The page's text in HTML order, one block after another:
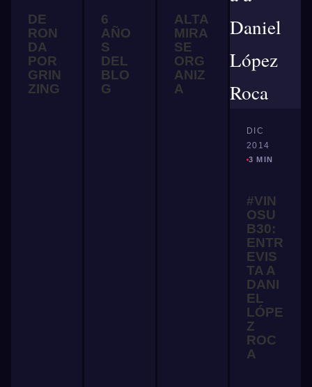
DE
RON
DA
POR
GRIN
ZING
6
AÑO
S
DEL
BLO
G
ALTA
MIRA
SE
ORG
ANIZ
A
DIC
2014
3 MIN
#VIN
OSU
B30:
ENTR
EVIS
TA A
DANI
EL
LÓPE
Z
ROC
A